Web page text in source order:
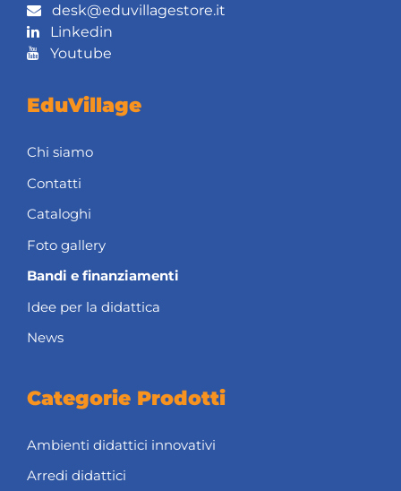
desk@eduvillagestore.it
Linkedin
Youtube
EduVillage
Chi siamo
Contatti
Cataloghi
Foto gallery
Bandi e finanziamenti
Idee per la didattica
News
Categorie Prodotti
Ambienti didattici innovativi
Arredi didattici